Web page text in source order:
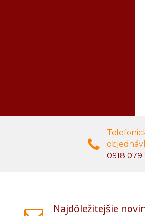
0918 079
Najdôležitejšie